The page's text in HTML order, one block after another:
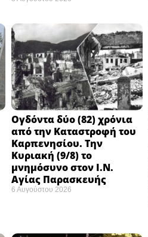
Ογδόντα δύο (82) χρόνια
από την Καταστροφή του
Καρπενησίου. Την
Κυριακή (9/8) το
μνημόσυνο στον Ι.Ν.
Αγίας Παρασκευής
6 Αυγούστου 2026